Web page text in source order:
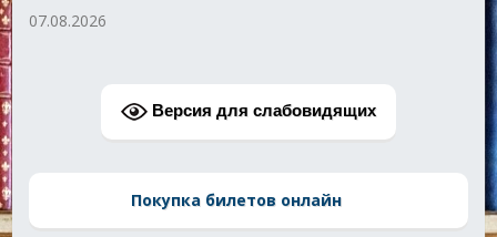
07.08.2026
Версия для слабовидящих
Покупка билетов онлайн